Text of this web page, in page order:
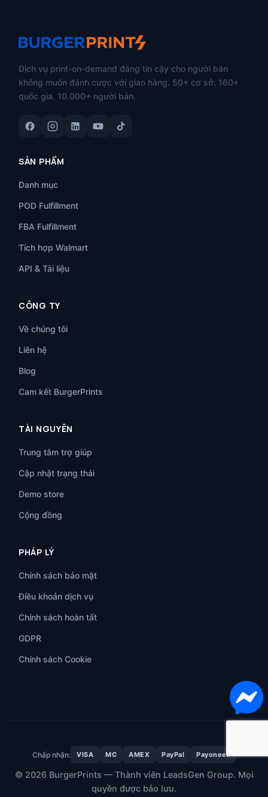
Dịch vụ print-on-demand đáng tin cậy cho người bán
không muốn đánh cược với giao hàng. 50+ cơ sở. 160+
quốc gia. 10.000+ người bán.
SẢN PHẨM
Danh mục
POD Fulfillment
FBA Fulfillment
Tích hợp Walmart
API & Tài liệu
CÔNG TY
Về chúng tôi
Liên hệ
Blog
Cam kết BurgerPrints
TÀI NGUYÊN
Trung tâm trợ giúp
Cập nhật trạng thái
Demo store
Cộng đồng
PHÁP LÝ
Chính sách bảo mật
Điều khoản dịch vụ
Chính sách hoàn tất
GDPR
Chính sách Cookie
Chấp nhận: VISA MC AMEX PayPal Payoneer
© 2026 BurgerPrints — Thành viên LeadsGen Group. Mọi
quyền được bảo lưu.